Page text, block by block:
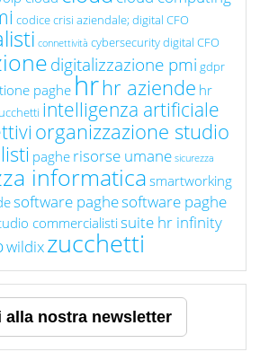
codice crisi aziendale; digital CFO
connettività cybersecuritydigital CFO
digitalizzazione pmi gdpr
paghe hrhr aziende hr
intelligenza artificiale
organizzazione studio
paghe risorse umane sicurezza
informaticasmartworking
software paghesoftware paghe
commercialisti suite hr infinity
wildixzucchetti
alla nostra newsletter